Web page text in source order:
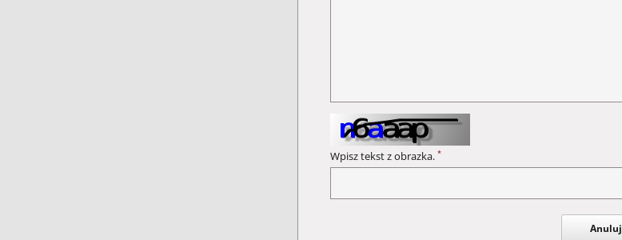
Wpisz tekst z obrazka. *
Anuluj